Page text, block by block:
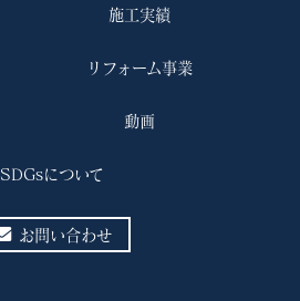
施工実績
リフォーム事業
動画
SDGsについて
お問い合わせ